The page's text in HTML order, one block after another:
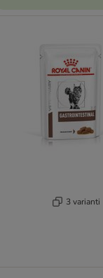
3 varianti